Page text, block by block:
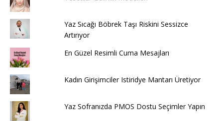
Yaz Sıcağı Böbrek Taşı Riskini Sessizce
Artırıyor
En Güzel Resimli Cuma Mesajları
Kadın Girişimciler Istiridye Mantarı Üretiyor
Yaz Sofranızda PMOS Dostu Seçimler Yapın